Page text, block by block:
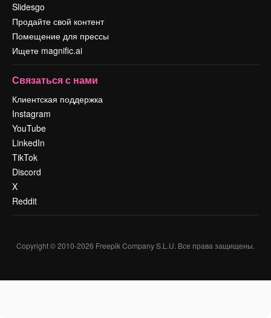
Slidesgo
Продайте свой контент
Помещение для прессы
Ищете magnific.ai
Связаться с нами
Клиентская поддержка
Instagram
YouTube
LinkedIn
TikTok
Discord
X
Reddit
Copyright © 2010-2026 Freepik Company S.L.U. Все права защищены.